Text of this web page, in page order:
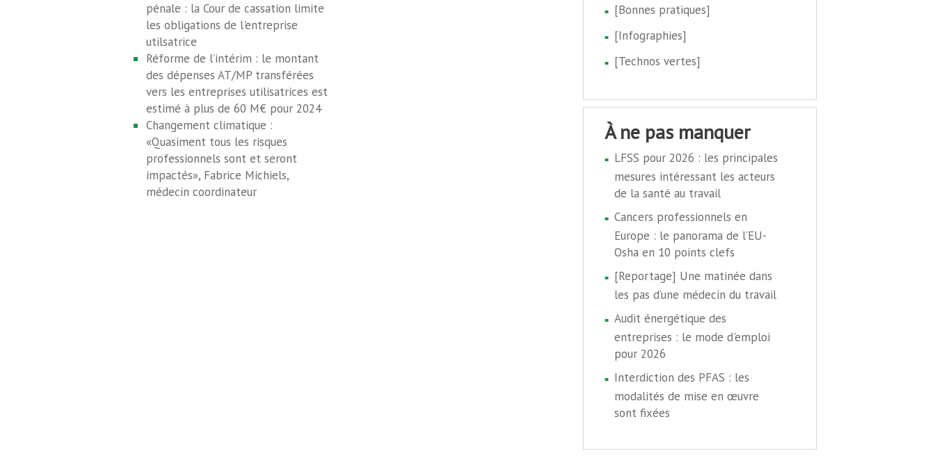
pénale : la Cour de cassation limite
les obligations de l'entreprise
utilsatrice
Réforme de l’intérim : le montant
des dépenses AT/MP transférées
vers les entreprises utilisatrices est
estimé à plus de 60 M€ pour 2024
Changement climatique :
«Quasiment tous les risques
professionnels sont et seront
impactés», Fabrice Michiels,
médecin coordinateur
[Bonnes pratiques]
[Infographies]
[Technos vertes]
à ne pas manquer
LFSS pour 2026 : les principales
mesures intéressant les acteurs
de la santé au travail
Cancers professionnels en
Europe : le panorama de l’EU-
Osha en 10 points clefs
[Reportage] Une matinée dans
les pas d’une médecin du travail
Audit énergétique des
entreprises : le mode d'emploi
pour 2026
Interdiction des PFAS : les
modalités de mise en œuvre
sont fixées